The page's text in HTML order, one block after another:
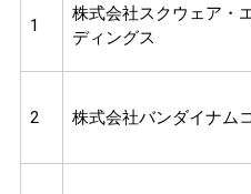
1
株式会社スクウェア・
ディングス
2 株式会社バンダイナム